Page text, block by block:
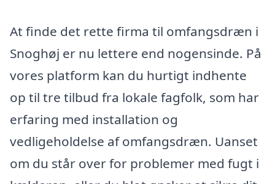
At finde det rette firma til omfangsdræn i
Snoghøj er nu lettere end nogensinde. På
vores platform kan du hurtigt indhente
op til tre tilbud fra lokale fagfolk, som har
erfaring med installation og
vedligeholdelse af omfangsdræn. Uanset
om du står over for problemer med fugt i